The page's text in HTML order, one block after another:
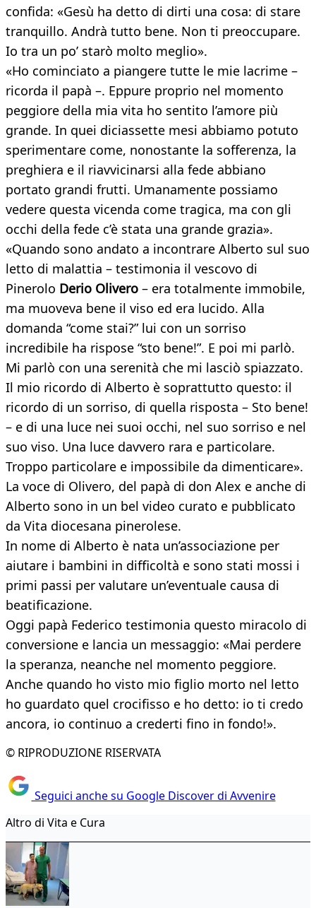
confida: «Gesù ha detto di dirti una cosa: di stare
tranquillo. Andrà tutto bene. Non ti preoccupare.
Io tra un po’ starò molto meglio».
«Ho cominciato a piangere tutte le mie lacrime –
ricorda il papà –. Eppure proprio nel momento
peggiore della mia vita ho sentito l’amore più
grande. In quei diciassette mesi abbiamo potuto
sperimentare come, nonostante la sofferenza, la
preghiera e il riavvicinarsi alla fede abbiano
portato grandi frutti. Umanamente possiamo
vedere questa vicenda come tragica, ma con gli
occhi della fede c’è stata una grande grazia».
«Quando sono andato a incontrare Alberto sul suo
letto di malattia – testimonia il vescovo di
Pinerolo Derio Olivero – era totalmente immobile,
ma muoveva bene il viso ed era lucido. Alla
domanda “come stai?” lui con un sorriso
incredibile ha rispose “sto bene!”. E poi mi parlò.
Mi parlò con una serenità che mi lasciò spiazzato.
Il mio ricordo di Alberto è soprattutto questo: il
ricordo di un sorriso, di quella risposta – Sto bene!
– e di una luce nei suoi occhi, nel suo sorriso e nel
suo viso. Una luce davvero rara e particolare.
Troppo particolare e impossibile da dimenticare».
La voce di Olivero, del papà di don Alex e anche di
Alberto sono in un bel video curato e pubblicato
da Vita diocesana pinerolese.
In nome di Alberto è nata un’associazione per
aiutare i bambini in difficoltà e sono stati mossi i
primi passi per valutare un’eventuale causa di
beatificazione.
Oggi papà Federico testimonia questo miracolo di
conversione e lancia un messaggio: «Mai perdere
la speranza, neanche nel momento peggiore.
Anche quando ho visto mio figlio morto nel letto
ho guardato quel crocifisso e ho detto: io ti credo
ancora, io continuo a crederti fino in fondo!».
© RIPRODUZIONE RISERVATA
Seguici anche su Google Discover di Avvenire
Altro di Vita e Cura